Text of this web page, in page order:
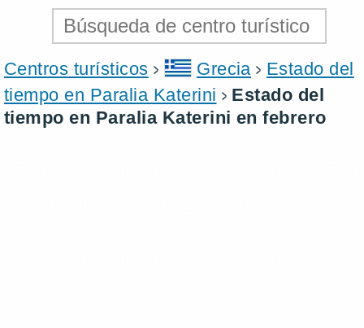
Centros turísticos Grecia
Estado del
tiempo en Paralia Katerini
Estado del
tiempo en Paralia Katerini en febrero